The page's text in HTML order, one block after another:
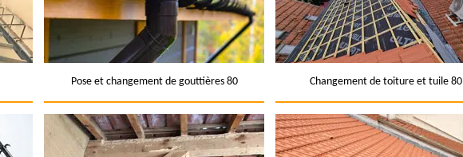
Pose et changement de gouttières 80 Changement de toiture et tuile 80